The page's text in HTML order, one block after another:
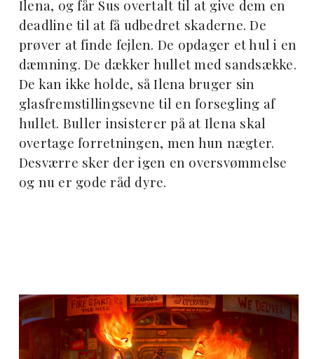
Ilena, og får Sus overtalt til at give dem en
deadline til at få udbedret skaderne. De
prøver at finde fejlen. De opdager et hul i en
dæmning. De dækker hullet med sandsække.
De kan ikke holde, så Ilena bruger sin
glasfremstillingsevne til en forsegling af
hullet. Buller insisterer på at Ilena skal
overtage forretningen, men hun nægter.
Desværre sker der igen en oversvømmelse
og nu er gode råd dyre.